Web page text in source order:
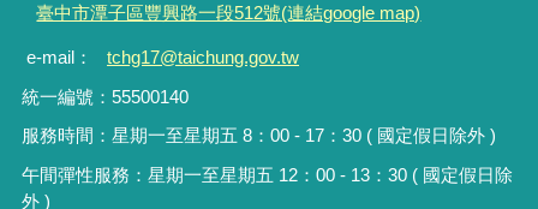
臺中市潭子區豐興路一段512號(連結google map)
e-mail：
tchg17@taichung.gov.tw
統一編號：55500140
服務時間：星期一至星期五 8：00 - 17：30 ( 國定假日除外 )
午間彈性服務：星期一至星期五 12：00 - 13：30 ( 國定假日除
外 )